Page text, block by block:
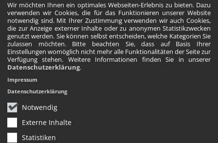
Wir möchten Ihnen ein optimales Webseiten-Erlebnis zu bieten. Dazu
verwenden wir Cookies, die für das Funktionieren unserer Website
notwendig sind. Mit Ihrer Zustimmung verwenden wir auch Cookies,
die zur Anzeige externer Inhalte oder zu anonymen Statistikzwecken
genutzt werden. Sie können selbst entscheiden, welche Kategorien Sie
zulassen möchten. Bitte beachten Sie, dass auf Basis Ihrer
Einstellungen womöglich nicht mehr alle Funktionalitäten der Seite zur
Verfügung stehen. Weitere Informationen finden Sie in unserer
Datenschutzerklärung.
Notwendig
Externe Inhalte
Statistiken
Impressum
Datenschutzerklärung